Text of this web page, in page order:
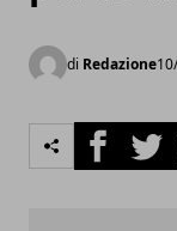
di Redazione
Facebook